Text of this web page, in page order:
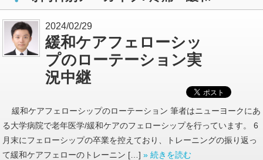
2024/02/29
緩和ケアフェローシッ
プのローテーション実
況中継
緩和ケアフェローシップのローテーション 筆者はニューヨークにあ
る大学病院で老年医学/緩和ケアのフェローシップを行っています。 6
月末にフェローシップの卒業を控えており、トレーニングの振り返っ
て緩和ケアフェローのトレーニン […] » 続きを読む